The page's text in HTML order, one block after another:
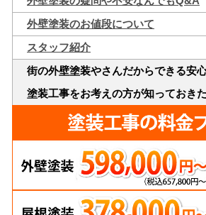
外壁塗装のお値段について
スタッフ紹介
街の外壁塗装やさんだからできる安
塗装工事をお考えの方が知っておき